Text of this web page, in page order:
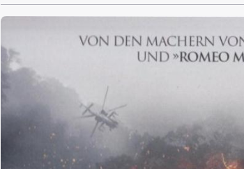
hält die Tochter von Burk und die Freundin
handeln, denn schlagartig ist die
geworden…